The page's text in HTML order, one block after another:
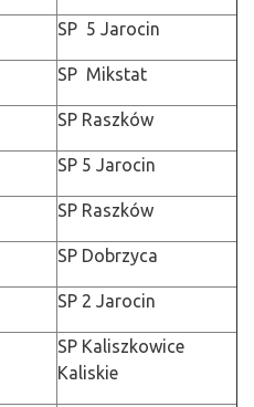
SP 5 Jarocin
SP Mikstat
SP Raszków
SP 5 Jarocin
SP Raszków
SP Dobrzyca
SP 2 Jarocin
SP Kaliszkowice
Kaliskie